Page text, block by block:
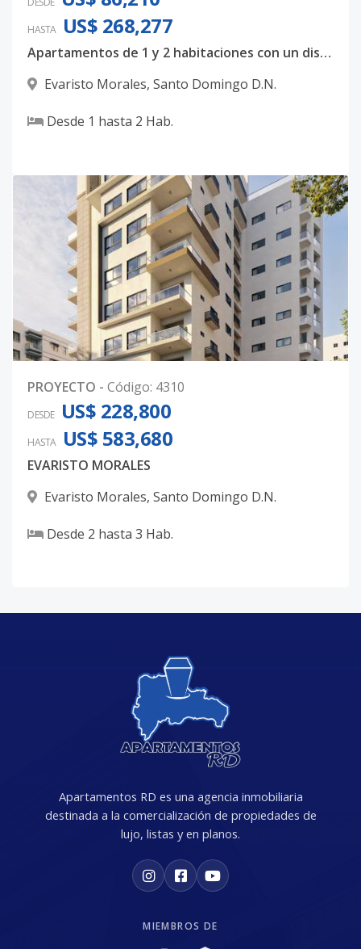
HASTA US$ 268,277
Apartamentos de 1 y 2 habitaciones con un diseño totalmente majestuoso
Evaristo Morales, Santo Domingo D.N.
Desde 1 hasta 2 Hab.
PROYECTO - Código: 4310
DESDE US$ 228,800
HASTA US$ 583,680
EVARISTO MORALES
Evaristo Morales, Santo Domingo D.N.
Desde 2 hasta 3 Hab.
Apartamentos RD es una agencia inmobiliaria
destinada a la comercialización de propiedades de
lujo, listas y en planos.
MIEMBROS DE